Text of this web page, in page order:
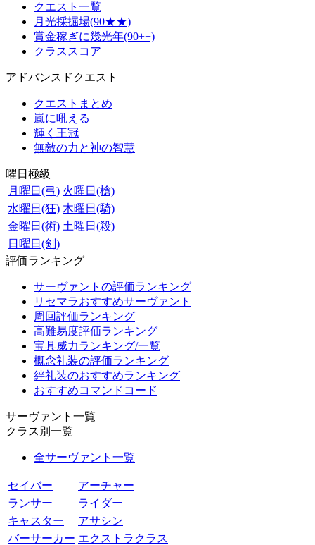
クエスト一覧
月光採掘場(90★★)
賞金稼ぎに幾光年(90++)
クラススコア
アドバンスドクエスト
クエストまとめ
嵐に吼える
輝く王冠
無敵の力と神の智慧
曜日極級
月曜日(弓) 火曜日(槍)
水曜日(狂) 木曜日(騎)
金曜日(術) 土曜日(殺)
日曜日(剣)
評価ランキング
サーヴァントの評価ランキング
リセマラおすすめサーヴァント
周回評価ランキング
高難易度評価ランキング
宝具威力ランキング/一覧
概念礼装の評価ランキング
絆礼装のおすすめランキング
おすすめコマンドコード
サーヴァント一覧
クラス別一覧
全サーヴァント一覧
セイバー
アーチャー
ランサー
ライダー
キャスター
アサシン
バーサーカー エクストラクラス